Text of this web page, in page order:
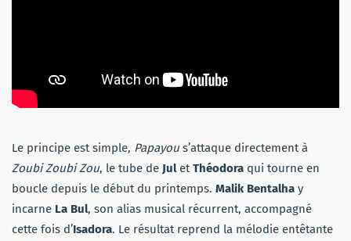
Le principe est simple, Papayous’attaque directement à
Zoubi Zoubi Zou, le tube de JuletThéodora qui tourne en
boucle depuis le début du printemps. Malik Bentalha y
incarne La Bul, son alias musical récurrent, accompagné
cette fois d’Isadora. Le résultat reprend la mélodie entêtante